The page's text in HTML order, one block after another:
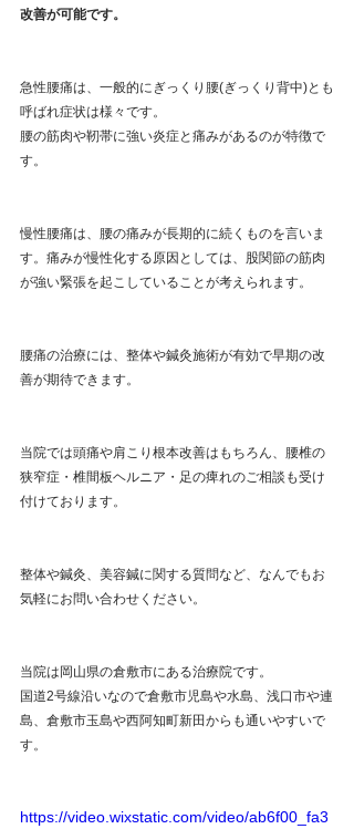
改善が可能です。
急性腰痛は、一般的にぎっくり腰(ぎっくり背中)とも
呼ばれ症状は様々です。
腰の筋肉や靭帯に強い炎症と痛みがあるのが特徴で
す。
慢性腰痛は、腰の痛みが長期的に続くものを言いま
す。痛みが慢性化する原因としては、股関節の筋肉
が強い緊張を起こしていることが考えられます。
腰痛の治療には、整体や鍼灸施術が有効で早期の改
善が期待できます。
当院では頭痛や肩こり根本改善はもちろん、腰椎の
狭窄症・椎間板ヘルニア・足の痺れのご相談も受け
付けております。
整体や鍼灸、美容鍼に関する質問など、なんでもお
気軽にお問い合わせください。
当院は岡山県の倉敷市にある治療院です。
国道2号線沿いなので倉敷市児島や水島、浅口市や連
島、倉敷市玉島や西阿知町新田からも通いやすいで
す。
https://video.wixstatic.com/video/ab6f00_fa3